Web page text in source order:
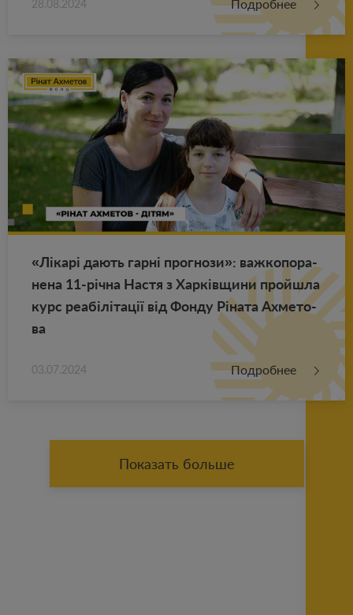
28.08.2024 Подробнее
«Лікарі дають гарні про­гно­зи»: важ­ко­по­ра­
не­на 11-річна Настя з Харківщини прой­ш­ла
курс реабілітації від Фонду Ріната Ах­ме­то­
ва
03.07.2024 Подробнее
Показать больше